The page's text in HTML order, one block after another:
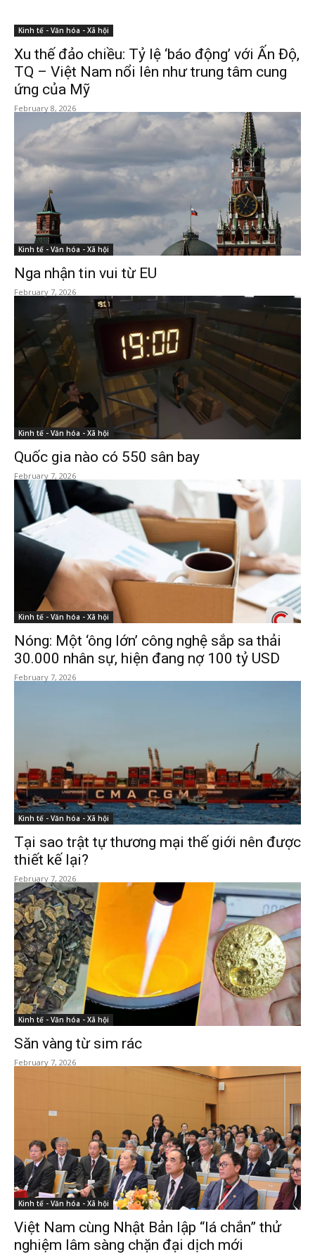
Kinh tế - Văn hóa - Xã hội
Xu thế đảo chiều: Tỷ lệ ‘báo động’ với Ấn Độ,
TQ – Việt Nam nổi lên như trung tâm cung
ứng của Mỹ
February 8, 2026
Kinh tế - Văn hóa - Xã hội
Nga nhận tin vui từ EU
February 7, 2026
Kinh tế - Văn hóa - Xã hội
Quốc gia nào có 550 sân bay
February 7, 2026
Kinh tế - Văn hóa - Xã hội
Nóng: Một ‘ông lớn’ công nghệ sắp sa thải
30.000 nhân sự, hiện đang nợ 100 tỷ USD
February 7, 2026
Kinh tế - Văn hóa - Xã hội
Tại sao trật tự thương mại thế giới nên được
thiết kế lại?
February 7, 2026
Kinh tế - Văn hóa - Xã hội
Săn vàng từ sim rác
February 7, 2026
Kinh tế - Văn hóa - Xã hội
Việt Nam cùng Nhật Bản lập “lá chắn” thử
nghiệm lâm sàng chặn đại dịch mới